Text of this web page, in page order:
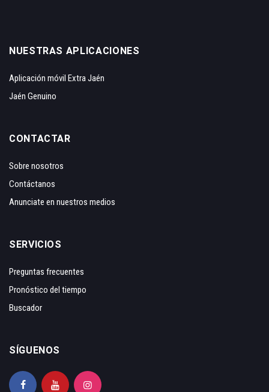
NUESTRAS APLICACIONES
Aplicación móvil Extra Jaén
Jaén Genuino
CONTACTAR
Sobre nosotros
Contáctanos
Anunciate en nuestros medios
SERVICIOS
Preguntas frecuentes
Pronóstico del tiempo
Buscador
SÍGUENOS